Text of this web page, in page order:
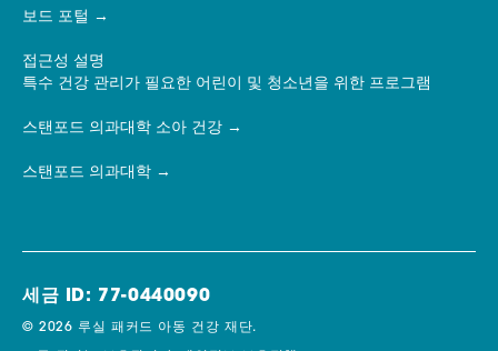
보드 포털
접근성 설명
특수 건강 관리가 필요한 어린이 및 청소년을 위한 프로그램
스탠포드 의과대학 소아 건강
스탠포드 의과대학
세금 ID: 77-0440090
© 2026 루실 패커드 아동 건강 재단.